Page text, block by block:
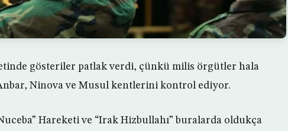
gösteriler patlak verdi, çünkü milis örgütler hala
Ninova ve Musul kentlerini kontrol ediyor.
Hareketi ve “Irak Hizbullahı” buralarda oldukça